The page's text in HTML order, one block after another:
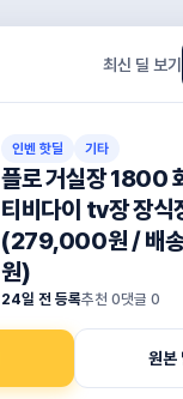
최신 딜 보기
인벤 핫딜 기타
플로 거실장 1800
티비다이 tv장 장식
(279,000원 / 배
원)
24일 전 등록추천 0댓글 0
원본